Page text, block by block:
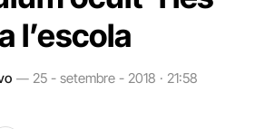
l’escola
25 - setembre - 2018 · 21:58